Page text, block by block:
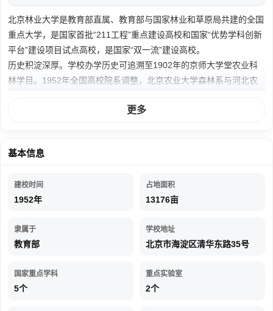
北京林业大学是教育部直属、教育部与国家林业和草原局共建的全国
重点大学，是国家首批“211工程”重点建设高校和国家“优势学科创新
平台”建设项目试点高校，是国家“双一流”建设高校。
历史积淀深厚。学校办学历史可追溯至1902年的京师大学堂农业科
林学目。1952年全国高校院系调整，北京农业大学森林系与河北农
和清华大学建筑系部分并入学校。1960年被列为全国重点高等院
校。2000年，由原国家林业局划归教育部直属管理。同年，经教育
2004年正式成立研究生院。2005年获得本科自主选拔录取资格。
2008年，成为国家“优势学科创新平台”建设项目试点高校。2011年
头成立中国第一个林业协同创新中心——“林木资源高效培育与利用”
协同创新中心。2016年，学校“林木分子设计育种高精尖创新中心”入
设高校行列，林学和风景园林学两个学科入选“双一流”建设学科名
单。2019年，生态修复工程学、城乡人居生态环境学入选北京高校
更多
基本信息
建校时间
1952年
占地面积
13176亩
隶属于
教育部
学校地址
北京市海淀区清华东路35号
国家重点学科
5个
重点实验室
2个